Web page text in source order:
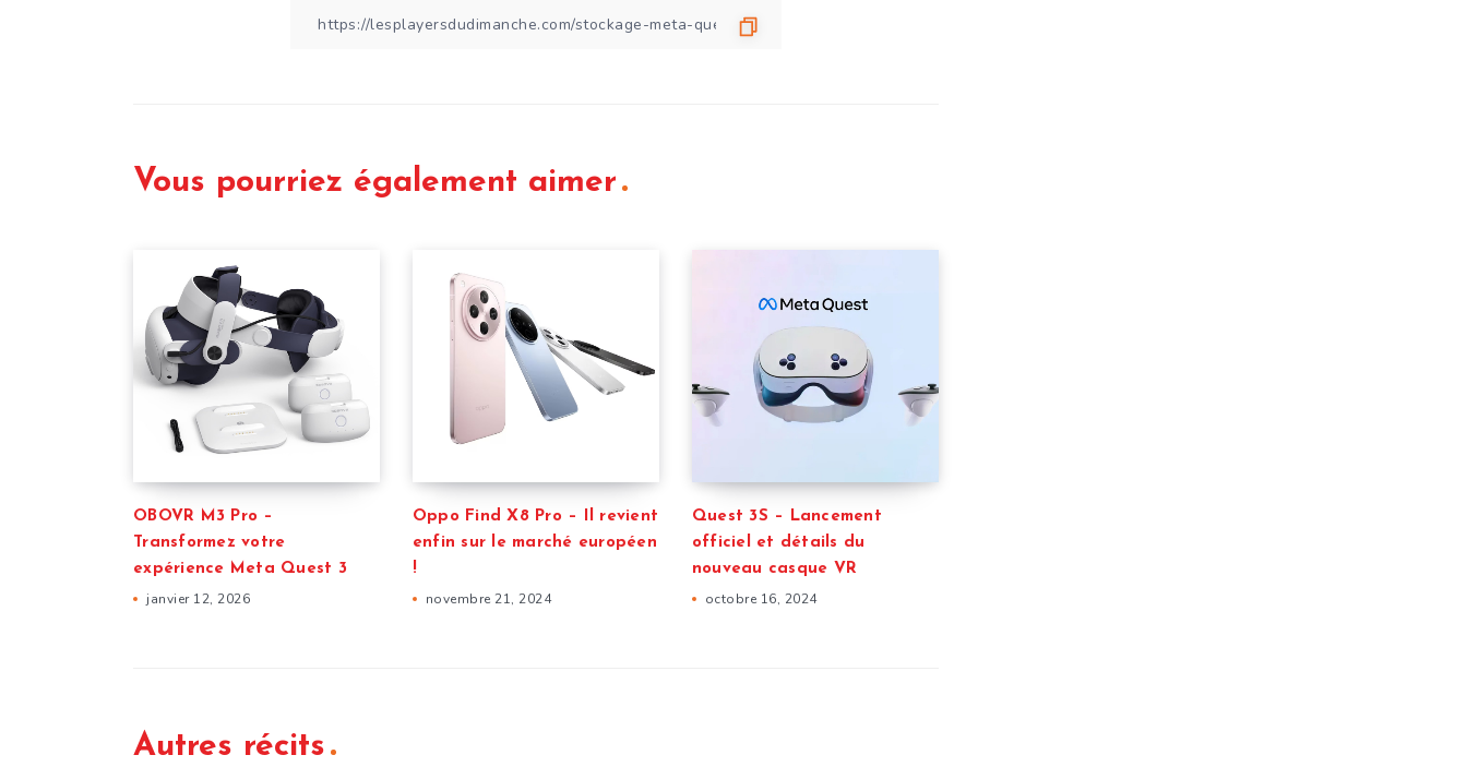
Vous pourriez également aimer
OBOVR M3 Pro –
Transformez votre
expérience Meta Quest 3
janvier 12, 2026
Oppo Find X8 Pro – Il revient
enfin sur le marché européen
!
novembre 21, 2024
Quest 3S – Lancement
officiel et détails du
nouveau casque VR
octobre 16, 2024
Autres récits